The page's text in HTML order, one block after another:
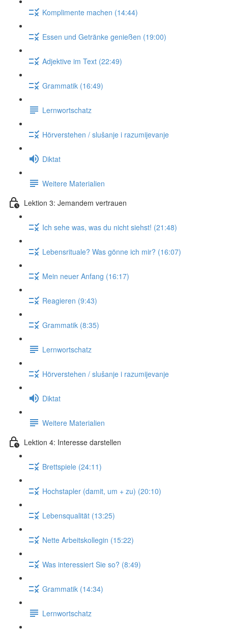
Komplimente machen (14:44)
Essen und Getränke genießen (19:00)
Adjektive im Text (22:49)
Grammatik (16:49)
Lernwortschatz
Hörverstehen / slušanje i razumijevanje
Diktat
Weitere Materialien
Lektion 3: Jemandem vertrauen
Ich sehe was, was du nicht siehst! (21:48)
Lebensrituale? Was gönne ich mir? (16:07)
Mein neuer Anfang (16:17)
Reagieren (9:43)
Grammatik (8:35)
Lernwortschatz
Hörverstehen / slušanje i razumijevanje
Diktat
Weitere Materialien
Lektion 4: Interesse darstellen
Brettspiele (24:11)
Hochstapler (damit, um + zu) (20:10)
Lebensqualität (13:25)
Nette Arbeitskollegin (15:22)
Was interessiert Sie so? (8:49)
Grammatik (14:34)
Lernwortschatz